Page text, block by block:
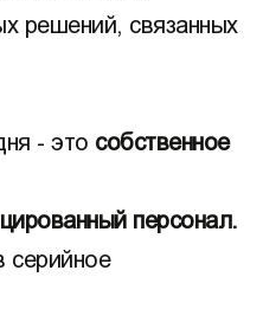
решений, связанных
- это собственное
персонал.
серийное